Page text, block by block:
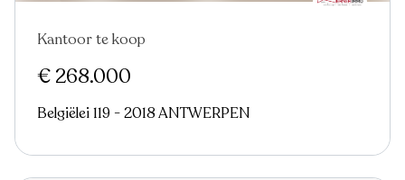
Kantoor te koop
€ 268.000
Belgiëlei 119 - 2018 ANTWERPEN